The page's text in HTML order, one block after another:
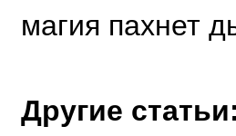
магия пахнет
Другие статьи: